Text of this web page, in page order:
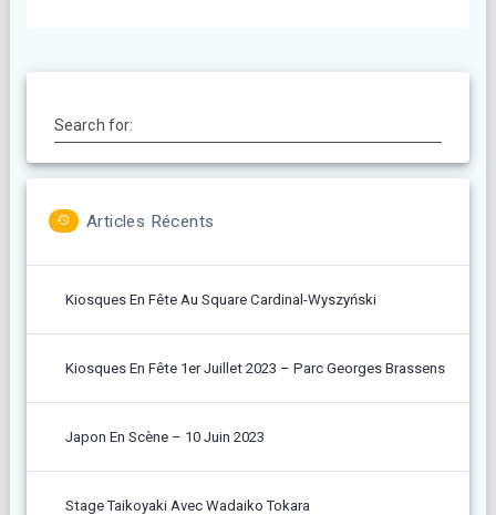
Search for:
Articles Récents
Kiosques En Fête Au Square Cardinal-Wyszyński
Kiosques En Fête 1er Juillet 2023 – Parc Georges Brassens
Japon En Scène – 10 Juin 2023
Stage Taikoyaki Avec Wadaiko Tokara